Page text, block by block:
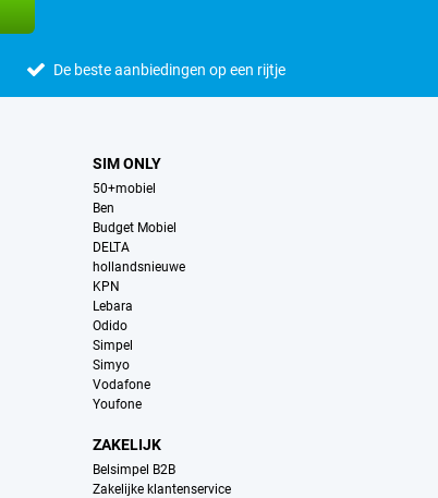
De beste aanbiedingen op een rijtje
SIM ONLY
50+mobiel
Ben
Budget Mobiel
DELTA
hollandsnieuwe
KPN
Lebara
Odido
Simpel
Simyo
Vodafone
Youfone
ZAKELIJK
Belsimpel B2B
Zakelijke klantenservice